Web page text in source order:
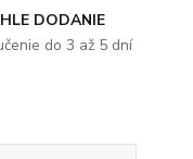
DODANIE
do 3 až 5 dní